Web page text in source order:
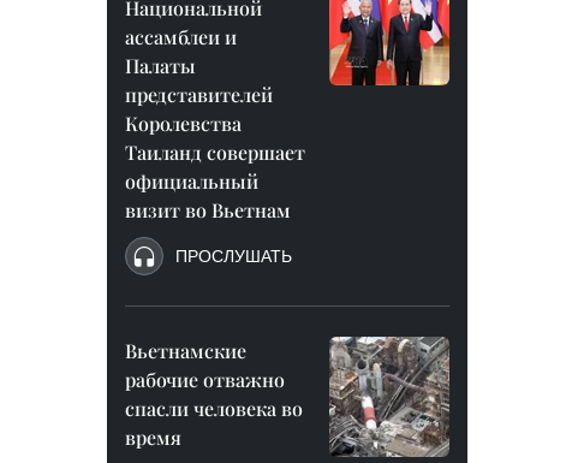
Национальной
ассамблеи и
Палаты
представителей
Королевства
Таиланд совершает
официальный
визит во Вьетнам
ПРОСЛУШАТЬ
Вьетнамские
рабочие отважно
спасли человека во
время